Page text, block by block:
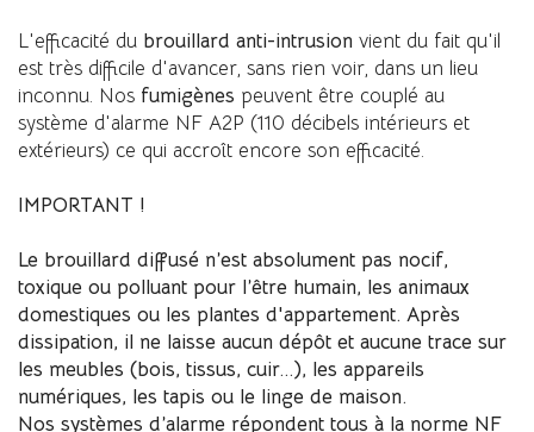
L'efficacité du brouillard anti-intrusion vient du fait qu'il
est très difficile d'avancer, sans rien voir, dans un lieu
inconnu. Nos fumigènes peuvent être couplé au
système d'alarme NF A2P (110 décibels intérieurs et
extérieurs) ce qui accroît encore son efficacité.
IMPORTANT !
Le brouillard diffusé n’est absolument pas nocif,
toxique ou polluant pour l’être humain, les animaux
domestiques ou les plantes d'appartement. Après
dissipation, il ne laisse aucun dépôt et aucune trace sur
les meubles (bois, tissus, cuir...), les appareils
numériques, les tapis ou le linge de maison.
Nos systèmes d’alarme répondent tous à la norme NF